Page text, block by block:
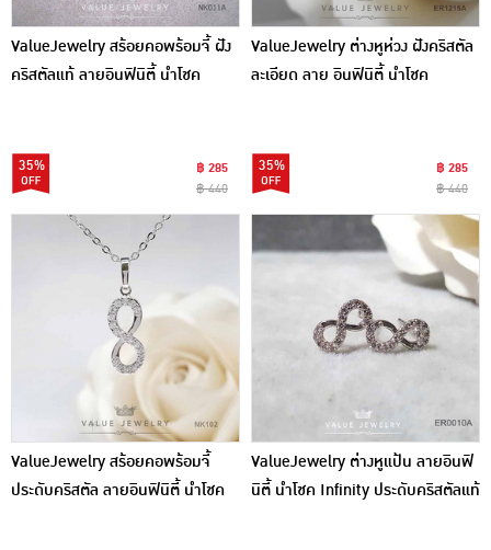
ValueJewelry สร้อยคอพร้อมจี้ ฝัง
คริสตัลแท้ ลายอินฟินิตี้ นำโชค
35%
฿ 285
฿ 440
ValueJewelry ต่างหูห่วง ฝังคริสตัล
ละเอียด ลาย อินฟินิตี้ นำโชค
35%
฿ 285
฿ 440
ValueJewelry สร้อยคอพร้อมจี้
ประดับคริสตัล ลายอินฟินิตี้ นำโชค
ValueJewelry ต่างหูแป้น ลายอินฟิ
นิตี้ นำโชค Infinity ประดับคริสตัลแท้